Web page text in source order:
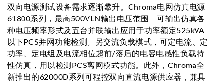
双向电源测试设备需求逐渐攀升。Chroma电网仿真电源
61800系列，最高500VLN输出电压范围，可输出仿真各
种电压频率形式及五台并联输出应用于功率额定525kVA
以下PCS并网功能检测。另交流负载模式，可定电流、定
功率、定电组及电流相位超前/落后的电容电感性负载特
性仿真，用以检测PCS离网模式功能。此外，Chroma全
新推出的62000D系列可程控双向直流电源供应器，兼具